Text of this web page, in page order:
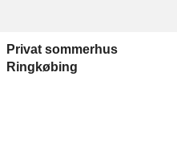
Privat sommerhus
Ringkøbing